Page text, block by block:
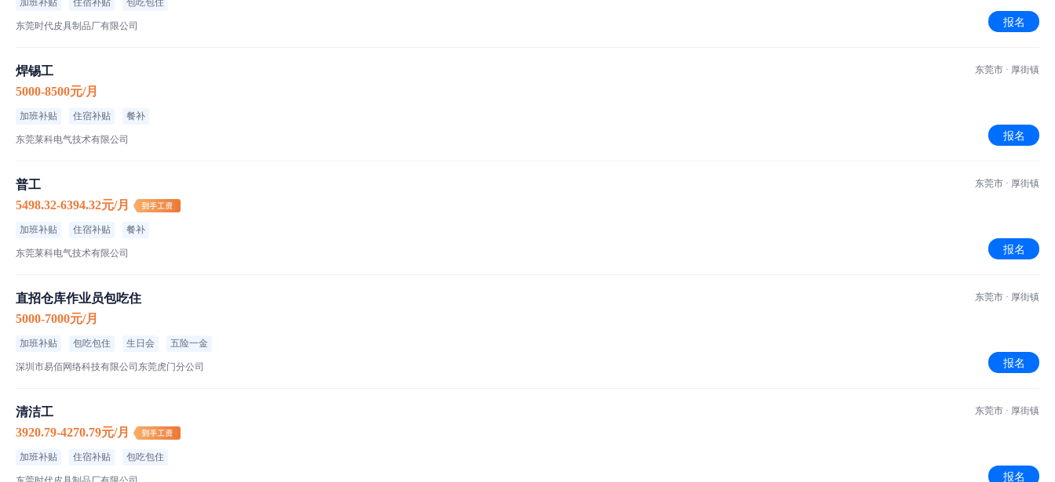
住宿标准
工厂信息
200-500人｜私营·民营企业｜生产/制造/加工
恒通路6号2栋701室
加班补贴 住宿补贴 包吃包住
东莞时代皮具制品厂有限公司 报名
焊锡工
5000-8500元/月
加班补贴 住宿补贴 餐补
东莞莱科电气技术有限公司
东莞市 · 厚街镇
报名
普工
5498.32-6394.32元/月
加班补贴 住宿补贴 餐补
东莞莱科电气技术有限公司
东莞市 · 厚街镇
报名
直招仓库作业员包吃住
5000-7000元/月
加班补贴 包吃包住 生日会 五险一金
深圳市易佰网络科技有限公司东莞虎门分公司
东莞市 · 厚街镇
报名
清洁工
3920.79-4270.79元/月
加班补贴 住宿补贴 包吃包住
东莞市 · 厚街镇
报名